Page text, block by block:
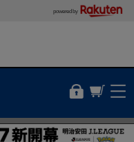
powered by